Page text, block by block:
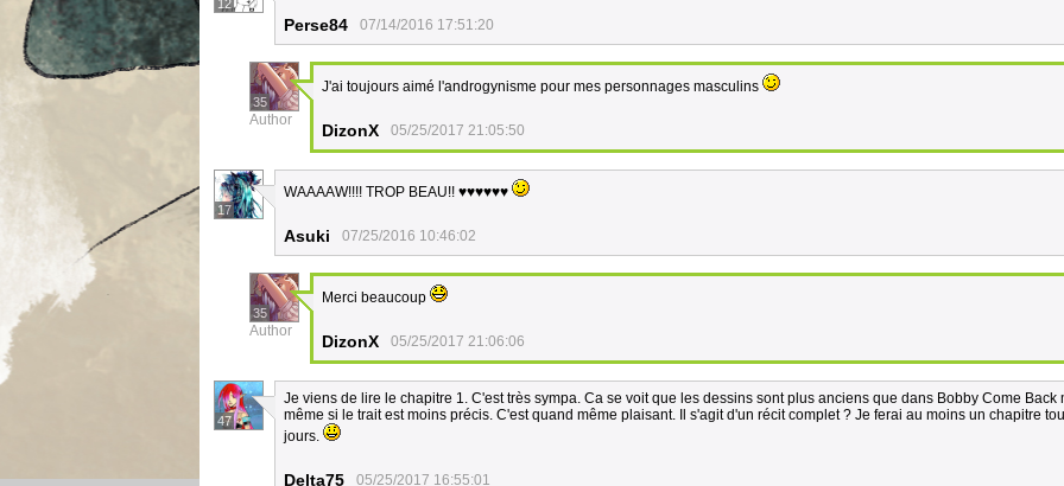
12
Perse84 07/14/2016 17:51:20
35
Author
J'ai toujours aimé l'androgynisme pour mes personnages masculins
DizonX 05/25/2017 21:05:50
17
WAAAAW!!!! TROP BEAU!! ♥♥♥♥♥♥
Asuki 07/25/2016 10:46:02
35
Author
Merci beaucoup
DizonX 05/25/2017 21:06:06
47
Je viens de lire le chapitre 1. C'est très sympa. Ca se voit que les dessins sont plus anciens que dans Bobby Come Back
même si le trait est moins précis. C'est quand même plaisant. Il s'agit d'un récit complet ? Je ferai au moins un chapitre
jours.
Delta75 05/25/2017 16:55:01